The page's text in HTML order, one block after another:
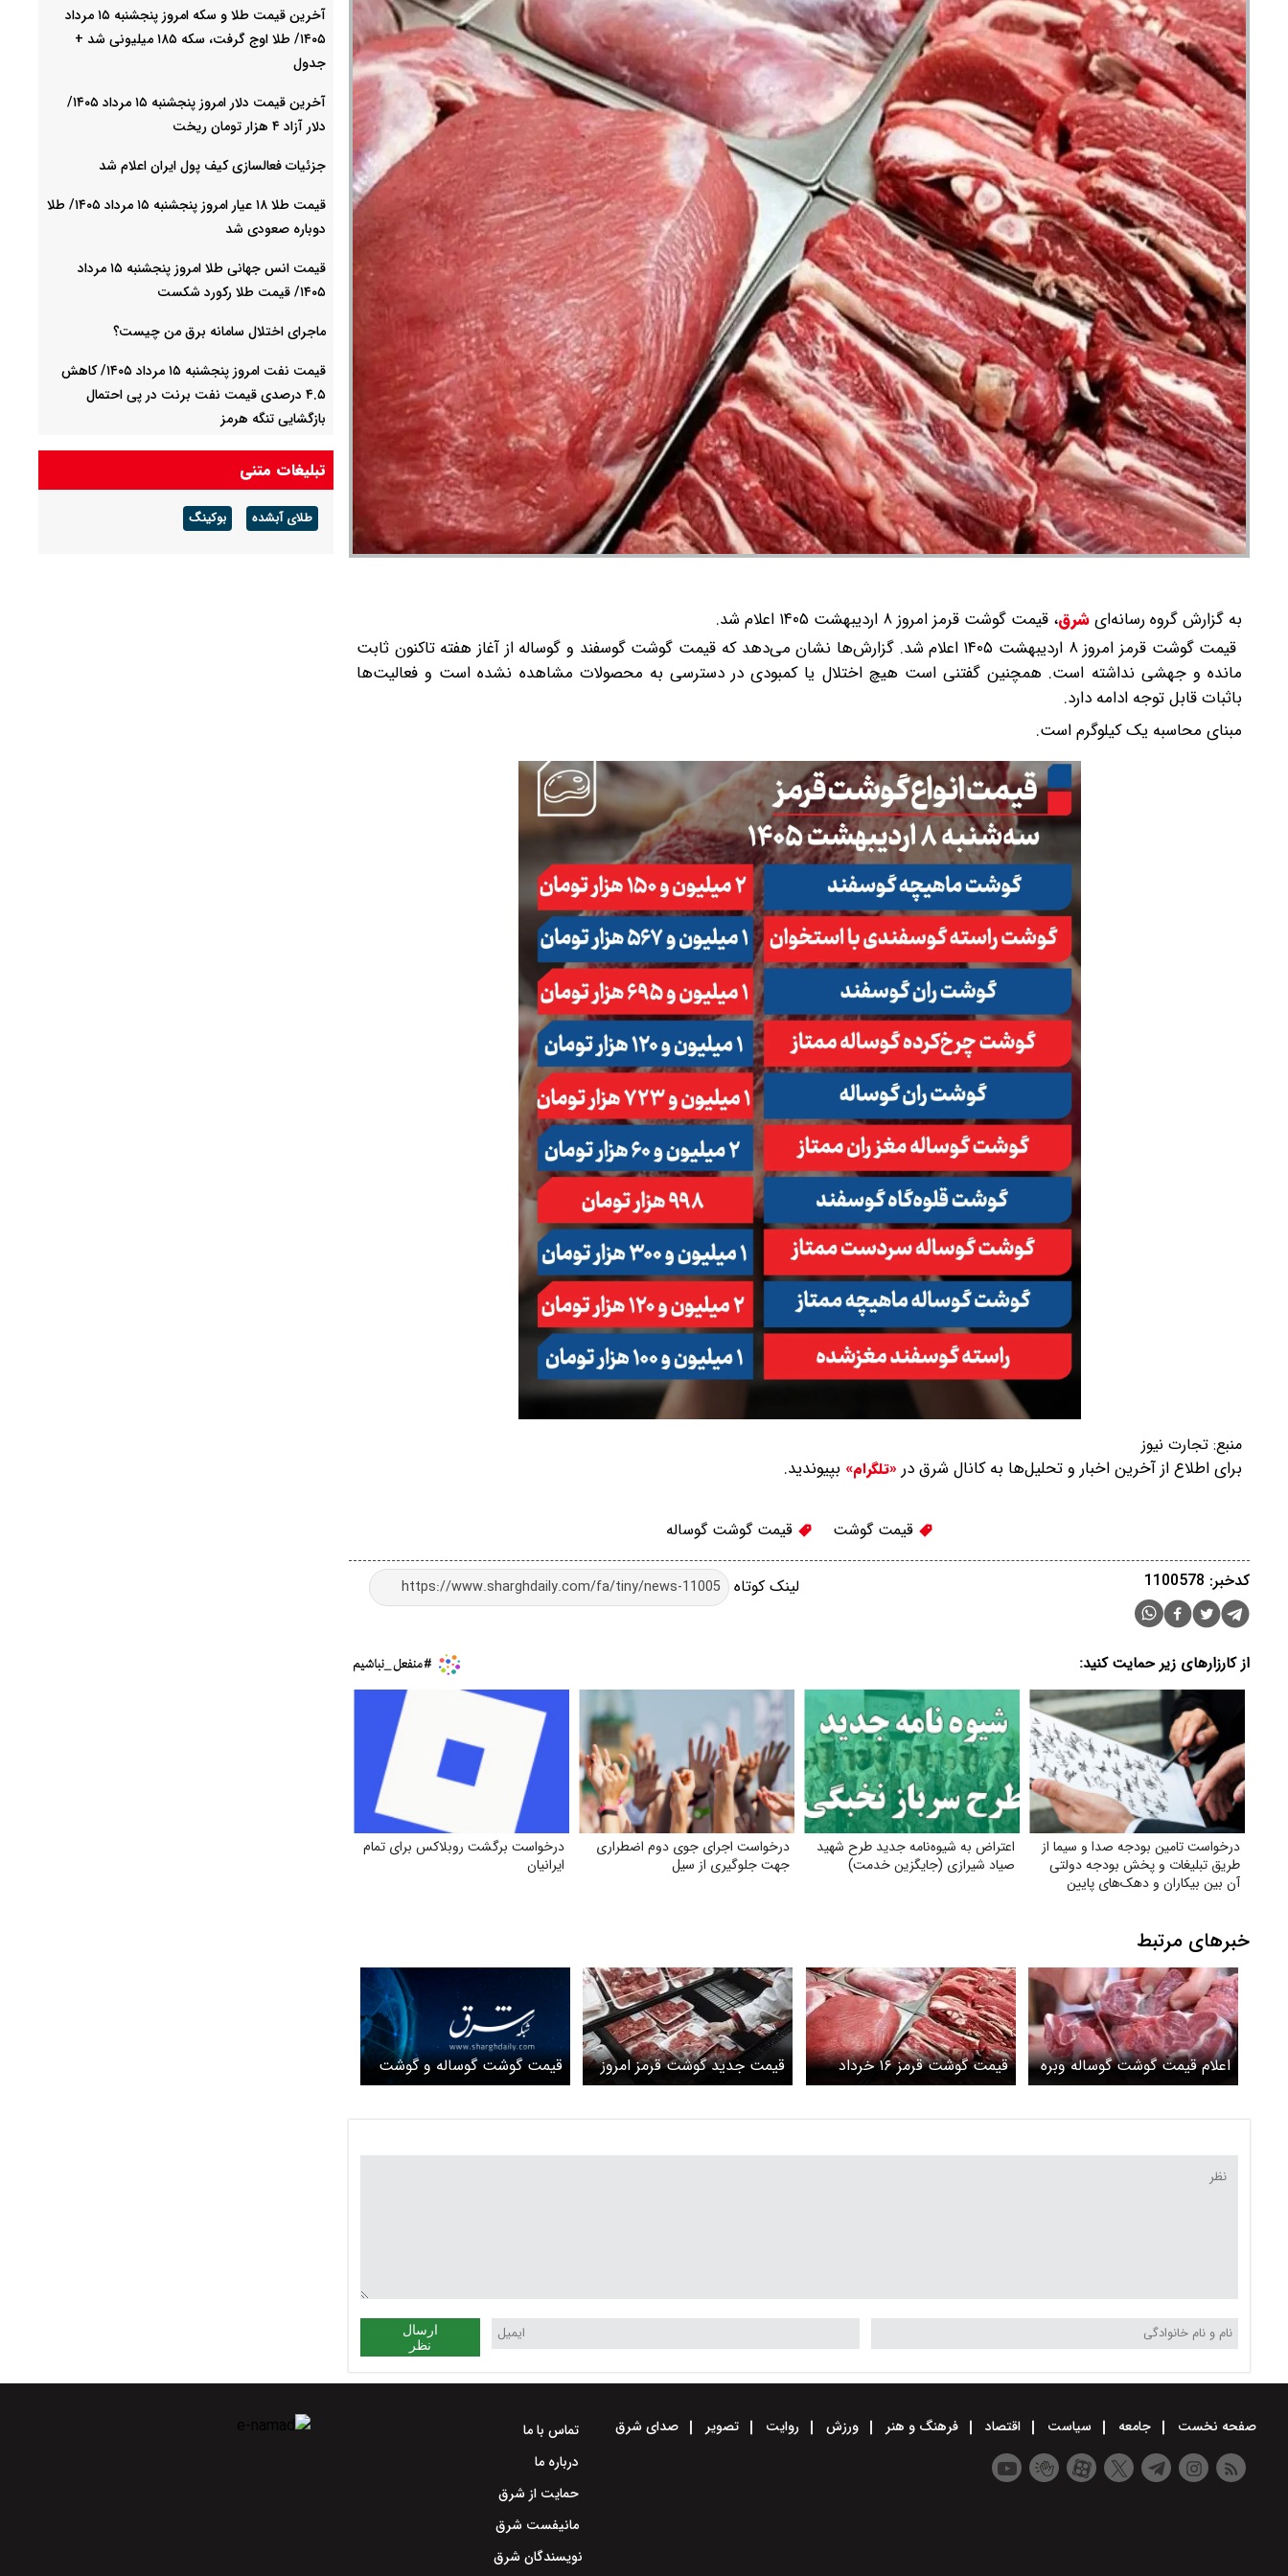
به گزارش گروه رسانه‌ایشرق، قیمت گوشت قرمز امروز ۸ اردیبهشت ۱۴۰۵ اعلام شد.
قیمت گوشت قرمز امروز ۸ اردیبهشت ۱۴۰۵ اعلام شد. گزارش‌ها نشان می‌دهد که قیمت گوشت گوسفند و گوساله از آغاز هفته تاکنون ثابت
مانده و جهشی نداشته است. همچنین گفتنی است هیچ اختلال یا کمبودی در دسترسی به محصولات مشاهده نشده است و فعالیت‌ها
باثبات قابل توجه ادامه دارد.
مبنای محاسبه یک کیلوگرم است.
منبع: تجارت نیوز
برای اطلاع از آخرین اخبار و تحلیل‌ها به کانال شرق در «تلگرام» بپیوندید.
قیمت گوشت قیمت گوشت گوساله
لینک کوتاه کدخبر: 1100578
از کارزارهای زیر حمایت کنید:
درخواست تامین بودجه صدا و سیما از
طریق تبلیغات و پخش بودجه دولتی
آن بین بیکاران و دهک‌های پایین
اعتراض به شیوه‌نامه جدید طرح شهید
صیاد شیرازی (جایگزین خدمت)
درخواست اجرای جوی دوم اضطراری
جهت جلوگیری از سیل
درخواست برگشت روبلاکس برای تمام
ایرانیان
خبرهای مرتبط
اعلام قیمت گوشت گوساله وبره
امروز شنبه 14 تیرماه
قیمت گوشت قرمز ۱۶ خرداد
۱۴۰۴ اعلام شد+جدول
قیمت جدید گوشت قرمز امروز
1 اردیبهشت
قیمت گوشت گوساله و گوشت
گوسفند امروز ۲۳ اسفند ۱۴۰۳
ارسال
نظر
آخرین قیمت طلا و سکه امروز پنجشنبه ۱۵ مرداد
۱۴۰۵/ طلا اوج گرفت، سکه ۱۸۵ میلیونی شد +
جدول
آخرین قیمت دلار امروز پنجشنبه ۱۵ مرداد ۱۴۰۵/
دلار آزاد ۴ هزار تومان ریخت
جزئیات فعالسازی کیف پول ایران اعلام شد
قیمت طلا ۱۸ عیار امروز پنجشنبه ۱۵ مرداد ۱۴۰۵/ طلا
دوباره صعودی شد
قیمت انس جهانی طلا امروز پنجشنبه ۱۵ مرداد
۱۴۰۵/ قیمت طلا رکورد شکست
ماجرای اختلال سامانه برق من چیست؟
قیمت نفت امروز پنجشنبه ۱۵ مرداد ۱۴۰۵/ کاهش
۴.۵ درصدی قیمت نفت برنت در پی احتمال
بازگشایی تنگه هرمز
قیمت خودرو‌های ایران خودرو امروز پنجشنبه ۱۵
مرداد ۱۴۰۵/ پژو ۲۰۷، تارا و دناپلاس چند؟ + جدول
تبلیغات متنی
طلای آبشده بوکینگ
صفحه نخست جامعه سیاست اقتصاد فرهنگ و هنر ورزش روایت تصویر صدای شرق
تماس با ما
درباره ما
حمایت از شرق
مانیفست شرق
نویسندگان شرق